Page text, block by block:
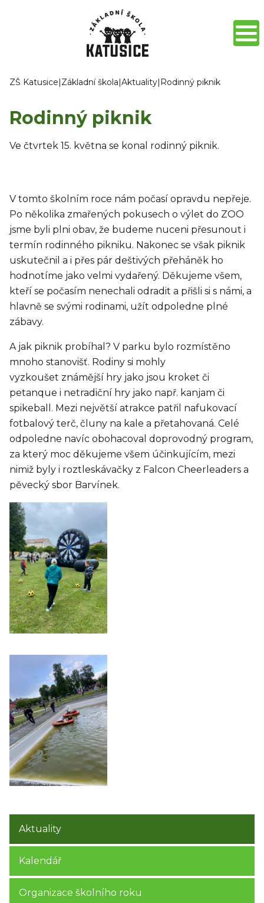
ZŠ Katusice|Základní škola|Aktuality| Rodinný piknik
Rodinný piknik
Ve čtvrtek 15. května se konal rodinný piknik.
V tomto školním roce nám počasí opravdu nepřeje.
Po několika zmařených pokusech o výlet do ZOO
jsme byli plni obav, že budeme nuceni přesunout i
termín rodinného pikniku. Nakonec se však piknik
uskutečnil a i přes pár deštivých přeháněk ho
hodnotíme jako velmi vydařený. Děkujeme všem,
kteří se počasím nenechali odradit a přišli si s námi, a
hlavně se svými rodinami, užít odpoledne plné
zábavy.
A jak piknik probíhal? V parku bylo rozmístěno
mnoho stanovišť. Rodiny si mohly
vyzkoušet známější hry jako jsou kroket či
petanque i netradiční hry jako např. kanjam či
spikeball. Mezi největší atrakce patřil nafukovací
fotbalový terč, čluny na kale a přetahovaná. Celé
odpoledne navíc obohacoval doprovodný program,
za který moc děkujeme všem účinkujícím, mezi
nimiž byly i roztleskávačky z Falcon Cheerleaders a
pěvecký sbor Barvínek.
Aktuality
Kalendář
Organizace školního roku